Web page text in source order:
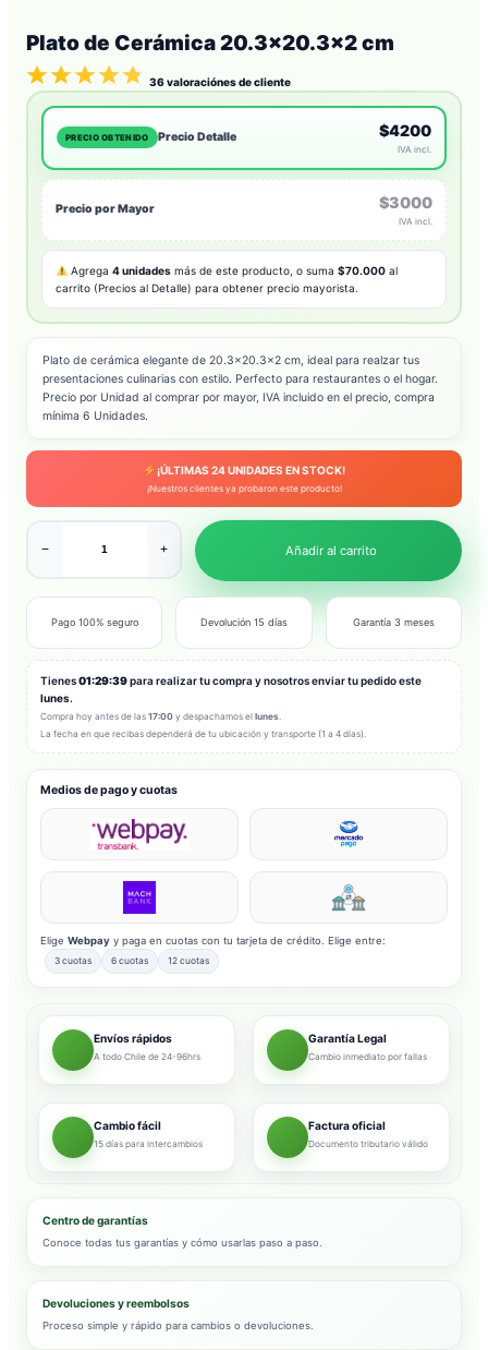
Plato de Cerámica 20.3×20.3×2 cm
36valoraciónes de cliente
PRECIO OBTENIDO Precio Detalle $4200
IVA incl.
Precio por Mayor $3000
IVA incl.
Agrega4 unidades más de este producto, o suma$70.000 al
carrito (Precios al Detalle) para obtener precio mayorista.
Plato de cerámica elegante de 20.3×20.3×2 cm, ideal para realzar tus
presentaciones culinarias con estilo. Perfecto para restaurantes o el hogar.
Precio por Unidad al comprar por mayor, IVA incluido en el precio, compra
mínima 6 Unidades.
¡ÚLTIMAS24UNIDADES EN STOCK!
¡Nuestros clientes ya probaron este producto!
− + Añadir al carrito
Pago 100% seguro Devolución 15 días Garantía 3 meses
Tienes01:29:37para realizar tu compra y nosotros enviar tu pedido este
lunes.
Compra hoy antes de las 17:00 y despachamos el lunes
La fecha en que recibas dependerá de tu ubicación y transporte (1 a 4 días).
Medios de pago y cuotas
Elige Webpay y paga en cuotas con tu tarjeta de crédito. Elige entre:
3 cuotas 6 cuotas 12 cuotas
Envíos rápidos
A todo Chile de 24-96hrs
Garantía Legal
Cambio inmediato por fallas
Cambio fácil
15 días para intercambios
Factura oficial
Documento tributario válido
Centro de garantías
Conoce todas tus garantías y cómo usarlas paso a paso.
Devoluciones y reembolsos
Proceso simple y rápido para cambios o devoluciones.